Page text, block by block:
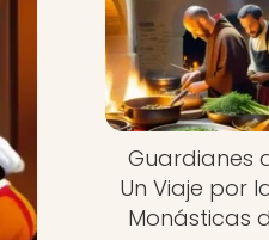
Guardianes
Un Viaje por
Monásticas